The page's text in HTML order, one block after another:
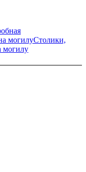
могилуСтолики,
могилу